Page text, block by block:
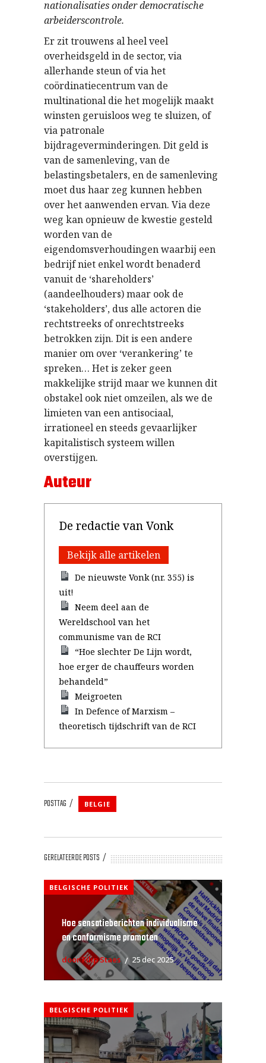
nationalisaties onder democratische
arbeiderscontrole.
Er zit trouwens al heel veel
overheidsgeld in de sector, via
allerhande steun of via het
coördinatiecentrum van de
multinational die het mogelijk maakt
winsten geruisloos weg te sluizen, of
via patronale
bijdrageverminderingen. Dit geld is
van de samenleving, van de
belastingsbetalers, en de samenleving
moet dus haar zeg kunnen hebben
over het aanwenden ervan. Via deze
weg kan opnieuw de kwestie gesteld
worden van de
eigendomsverhoudingen waarbij een
bedrijf niet enkel wordt benaderd
vanuit de ‘shareholders’
(aandeelhouders) maar ook de
‘stakeholders’, dus alle actoren die
rechtstreeks of onrechtstreeks
betrokken zijn. Dit is een andere
manier om over ‘verankering’ te
spreken… Het is zeker geen
makkelijke strijd maar we kunnen dit
obstakel ook niet omzeilen, als we de
limieten van een antisociaal,
irrationeel en steeds gevaarlijker
kapitalistisch systeem willen
overstijgen.
Auteur
De redactie van Vonk
Bekijk alle artikelen
De nieuwste Vonk (nr. 355) is
uit!
Neem deel aan de
Wereldschool van het
communisme van de RCI
“Hoe slechter De Lijn wordt,
hoe erger de chauffeurs worden
behandeld”
Meigroeten
In Defence of Marxism –
theoretisch tijdschrift van de RCI
POSTTAG BELGIE
GERELATEERDE POSTS
BELGISCHE POLITIEK
Hoe sensatieberichten individualisme
en conformisme promoten
door Filip Staes 25 dec 2025
BELGISCHE POLITIEK